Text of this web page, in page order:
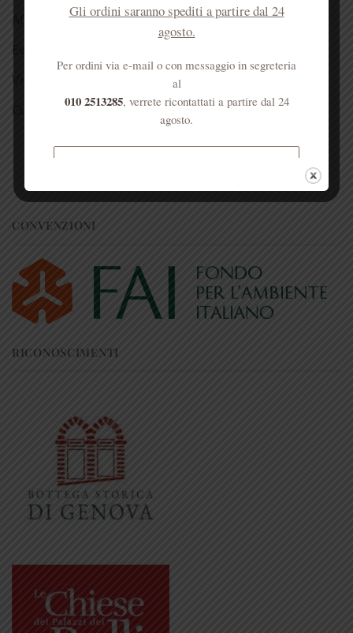
Aforismi
Video
Curiosità
CONVENZIONI
RICONOSCIMENTI
Gli ordini saranno spediti a partire dal 24
agosto.
Per ordini via e-mail o con messaggio in segreteria
al
010 2513285, verrete ricontattati a partire dal 24
agosto.
superiori a € 50